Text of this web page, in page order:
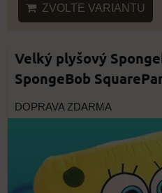
ZVOLTE VARIANTU
Velký plyšový
SpongeBob
DOPRAVA ZDARMA